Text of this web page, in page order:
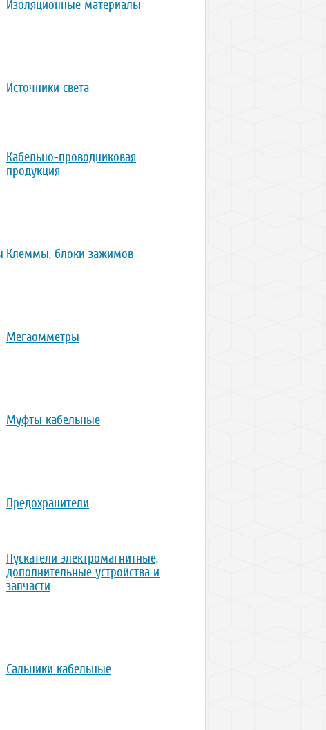
Изоляционные материалы
Источники света
Кабельно-проводниковая
продукция
Клеммы, блоки зажимов
Мегаомметры
Муфты кабельные
Предохранители
Пускатели электромагнитные,
дополнительные устройства и
запчасти
Сальники кабельные